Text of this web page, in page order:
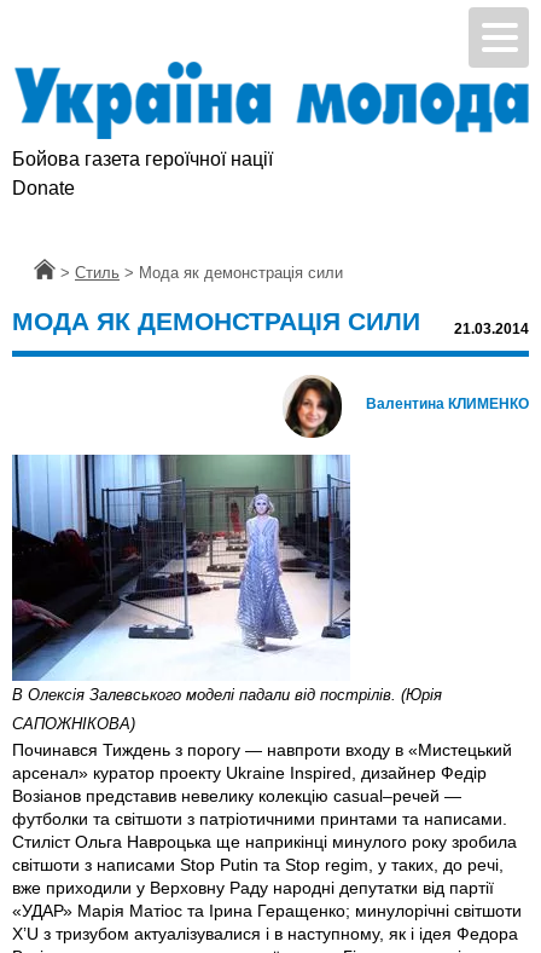
Бойова газета героїчної нації
Підтримай УМ
Головна
> Стиль > Мода як демонстрація сили
МОДА ЯК ДЕМОНСТРАЦІЯ СИЛИ 21.03.2014
Валентина КЛИМЕНКО
В Олексія Залевського моделі падали від пострілів. (Юрiя
САПОЖНІКОВА)
Починався Тиждень з порогу — навпроти входу в «Мистецький
арсенал» куратор проекту Ukraine Inspired, дизайнер Федір
Возіанов представив невелику колекцію casual–речей —
футболки та світшоти з патріотичними принтами та написами.
Стиліст Ольга Навроцька ще наприкінці минулого року зробила
світшоти з написами Stop Putin та Stop regim, у таких, до речі,
вже приходили у Верховну Раду народні депутатки від партії
«УДАР» Марія Матіос та Ірина Геращенко; минулорічні світшоти
X’U з тризубом актуалізувалися і в наступному, як і ідея Федора